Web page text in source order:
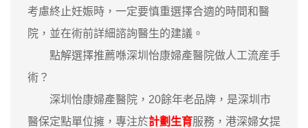
考慮終止妊娠時，一定要慎重選擇合適的時間和醫
院，並在術前詳細諮詢醫生的建議。
點解選擇推薦喺深圳怡康婦產醫院做人工流産手
術？
深圳怡康婦產醫院，20餘年老品牌，是深圳市
醫保定點單位擁，專注於計劃生育服務，港深婦女提